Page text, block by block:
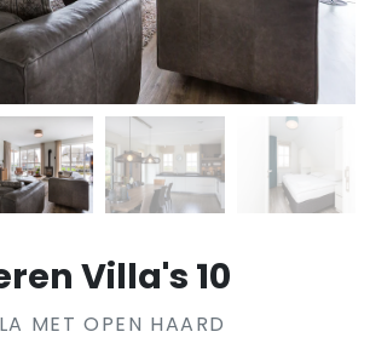
Villa's 10
MET OPEN HAARD